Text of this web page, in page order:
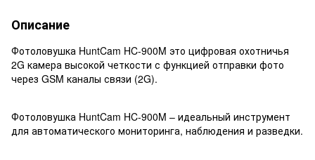
Описание
Фотоловушка HuntCam HC-900M это цифровая охотничья
2G камера высокой четкости с функцией отправки фото
через GSM каналы связи (2G).
Фотоловушка HuntCam HC-900M – идеальный инструмент
для автоматического мониторинга, наблюдения и разведки.